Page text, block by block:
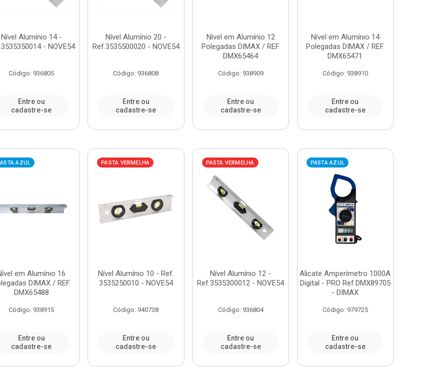
Nível Alumínio 14 -
- NOVE54
Código: 936805
Entre ou
cadastre-se
Nível Alumínio 20 -
Ref.3535500020 - NOVE54
Código: 936808
Entre ou
cadastre-se
Nível em Alumínio 12
Polegadas DIMAX / REF.
DMX65464
Código: 938909
Entre ou
cadastre-se
Nível em Alumínio 14
Polegadas DIMAX / REF.
DMX65471
Código: 938910
Entre ou
cadastre-se
AZUL
em Alumínio 16
DIMAX / REF.
DMX65488
Código: 938915
Entre ou
cadastre-se
PASTA VERMELHA
Nível Alumínio 10 - Ref.
3535250010 - NOVE54
Código: 940738
Entre ou
cadastre-se
PASTA VERMELHA
Nível Alumínio 12 -
Ref.3535300012 - NOVE54
Código: 936804
Entre ou
cadastre-se
PASTA AZUL
Alicate Amperímetro 1000A
Digital - PRO Ref.DMX89705
- DIMAX
Código: 979725
Entre ou
cadastre-se